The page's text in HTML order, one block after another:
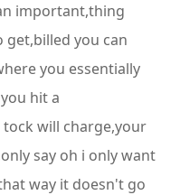
important,thing
you can
you essentially
hit a
will charge,your
say oh i only want
way it doesn't go